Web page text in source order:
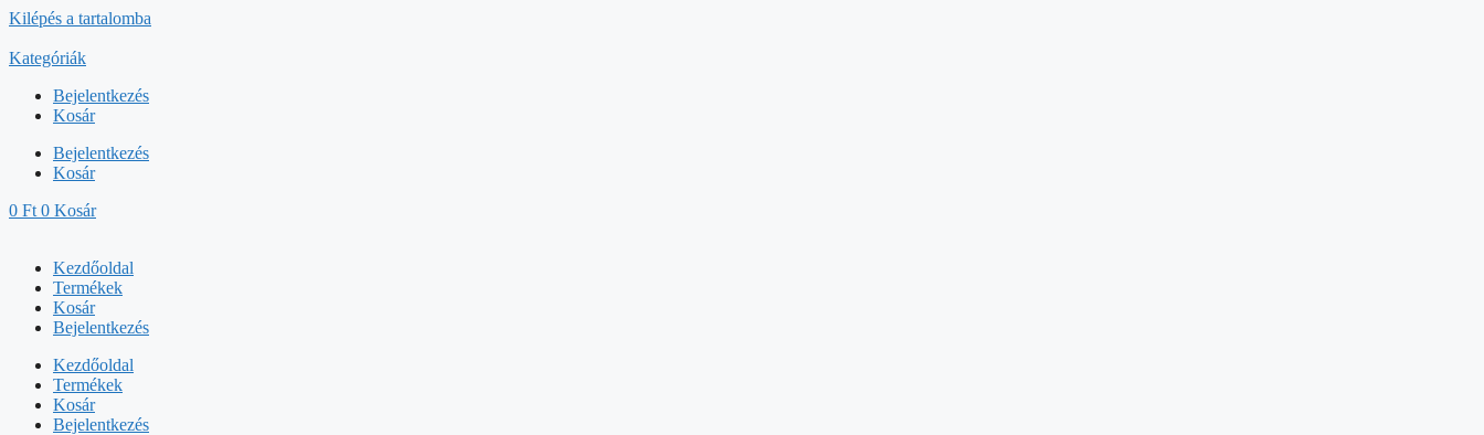
Kilépés a tartalomba
Kategóriák
Bejelentkezés
Kosár
Bejelentkezés
Kosár
0 Ft 0 Kosár
Kezdőoldal
Termékek
Kosár
Bejelentkezés
Kezdőoldal
Termékek
Kosár
Bejelentkezés